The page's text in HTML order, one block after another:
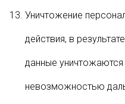
Уничтожение
действия, в
данные
невозможностью